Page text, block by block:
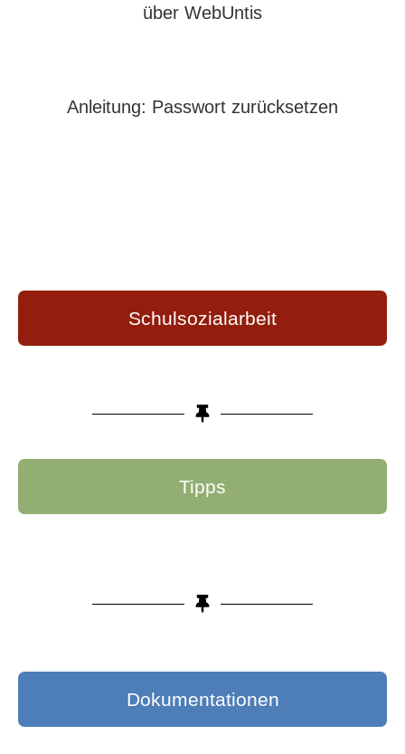
über WebUntis
Anleitung: Passwort zurücksetzen
Schulsozialarbeit
Tipps
Dokumentationen